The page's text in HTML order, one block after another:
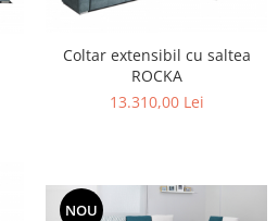
Coltar extensibil cu saltea
ROCKA
13.310,00 Lei
NOU